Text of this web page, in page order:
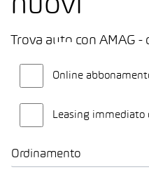
nuovi
Trova auto con AMAG -
Online
Leasing immediato
Ordinamento